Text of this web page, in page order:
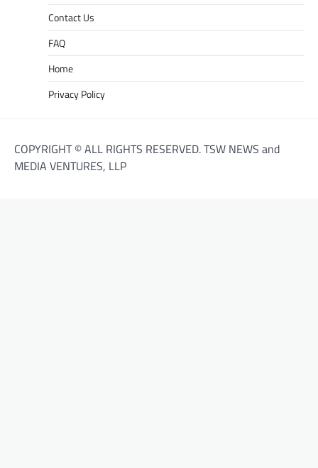
Contact Us
FAQ
Home
Privacy Policy
COPYRIGHT © ALL RIGHTS RESERVED. TSW NEWS and
MEDIA VENTURES, LLP